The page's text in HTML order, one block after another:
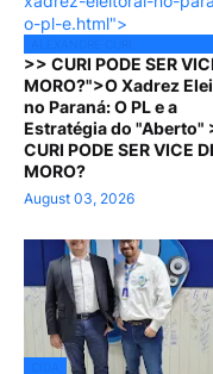
o-pl-e.html">
>> CURI PODE SER
MORO?">O Xadrez
no Paraná: O PL e a
Estratégia do "Aberto"
CURI PODE SER VICE
MORO?
August 03, 2026